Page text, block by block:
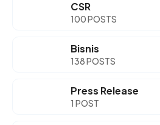
CSR
100 POSTS
Bisnis
138 POSTS
Press Release
1 POST